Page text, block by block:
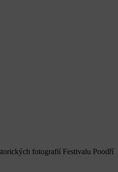
fotografií Festivalu Poodří